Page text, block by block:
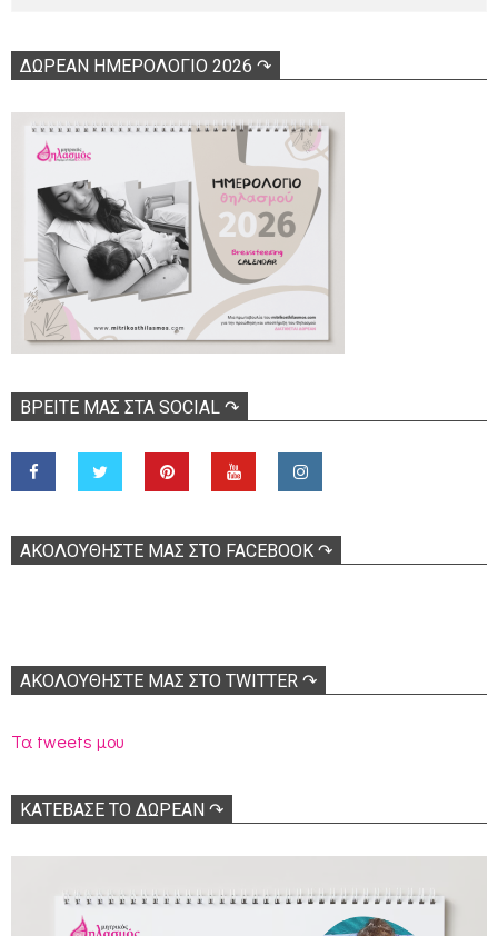
ΔΩΡΕΑΝ ΗΜΕΡΟΛΟΓΙΟ 2026 ↷
ΒΡΕΊΤΕ ΜΑΣ ΣΤΑ SOCIAL ↷
ΑΚΟΛOΥΘΉΣΤΕ ΜΑΣ ΣΤΟ FACEBOOK ↷
ΑΚΟΛΟΥΘΉΣΤΕ ΜΑΣ ΣΤΟ TWITTER ↷
Τα tweets μου
ΚΑΤΕΒΑΣΕ ΤΟ ΔΩΡΕΑΝ ↷